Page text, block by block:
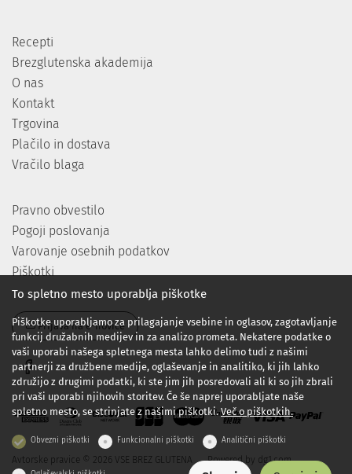
Recepti
Brezglutenska akademija
O nas
Kontakt
Trgovina
Plačilo in dostava
Vračilo blaga
Pravno obvestilo
Pogoji poslovanja
Varovanje osebnih podatkov
Piškotki
Prijava na e-novice
Avtorske pravice © 2026 VSE BREZ GLUTENA Powered by dg1.com
To spletno mesto uporablja piškotke
Piškotke uporabljamo za prilagajanje vsebine in oglasov, zagotavljanje
funkcij družabnih medijev in za analizo prometa. Nekatere podatke o
vaši uporabi našega spletnega mesta lahko delimo tudi z našimi
partnerji za družbene medije, oglaševanje in analitiko, ki jih lahko
združijo z drugimi podatki, ki ste jim jih posredovali ali ki so jih zbrali
pri vaši uporabi njihovih storitev. Če še naprej uporabljate naše
spletno mesto, se strinjate z našimi piškotki.Več o piškotkih.
Obvezni piškotki Funkcionalni piškotki Analitični piškotki